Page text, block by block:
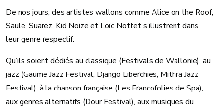
De nos jours, des artistes wallons comme Alice on the Roof,
Saule, Suarez, Kid Noize et Loïc Nottet s’illustrent dans
leur genre respectif.
Qu’ils soient dédiés au classique (Festivals de Wallonie), au
jazz (Gaume Jazz Festival, Django Liberchies, Mithra Jazz
Festival), à la chanson française (Les Francofolies de Spa),
aux genres alternatifs (Dour Festival), aux musiques du